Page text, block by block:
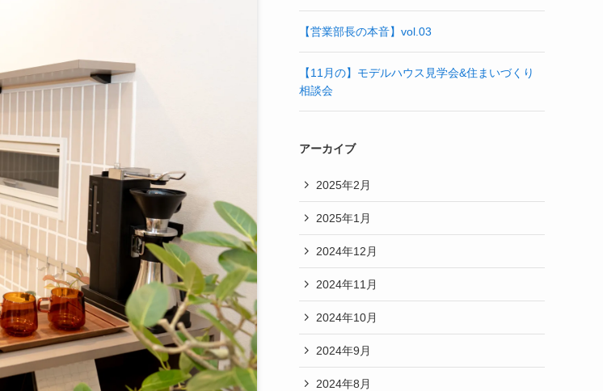
【営業部長の本音】vol.03
【11月の】モデルハウス見学会&住まいづくり
相談会
アーカイブ
2025年2月
2025年1月
2024年12月
2024年11月
2024年10月
2024年9月
2024年8月